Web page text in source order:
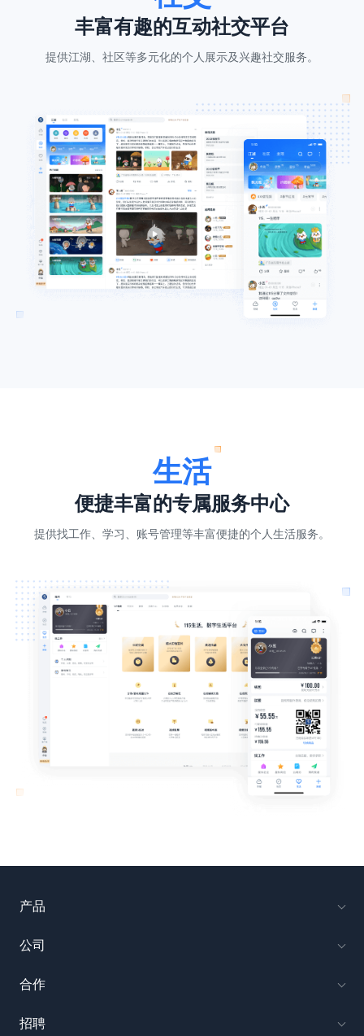
丰富有趣的互动社交平台
提供江湖、社区等多元化的个人展示及兴趣社交服务。
生活
便捷丰富的专属服务中心
提供找工作、学习、账号管理等丰富便捷的个人生活服务。
产品
公司
合作
招聘